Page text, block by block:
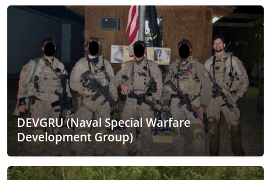
DEVGRU (Naval Special Warfare
Development Group)